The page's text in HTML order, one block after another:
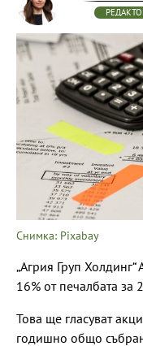
Снимка: Pixabay
„Агрия Груп
16% от печалбата за
Това ще гласуват
годишно общо